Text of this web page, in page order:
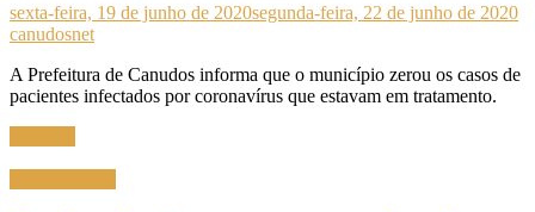
sexta-feira, 19 de junho de 2020segunda-feira, 22 de junho de 2020
canudosnet
A Prefeitura de Canudos informa que o município zerou os casos de
pacientes infectados por coronavírus que estavam em tratamento.